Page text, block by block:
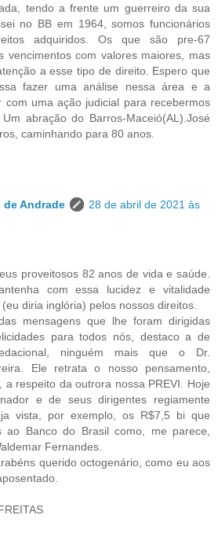
tendo a frente um guerreiro da sua
no BB em 1964, somos funcionários
adquiridos. Os que são pre-67
vencimentos com valores maiores, mas
a esse tipo de direito. Espero que
fazer uma análise nessa área e a
com uma ação judicial para recebermos
abração do Barros-Maceió(AL).José
caminhando para 80 anos.
de Andrade
28 de abril de 2021 às
proveitosos 82 anos de vida e saúde.
com essa lucidez e vitalidade
diria inglória) pelos nossos direitos.
mensagens que lhe foram dirigidas
para todos nós, destaco a de
ninguém mais que o Dr.
Ele retrata o nosso pensamento,
a respeito da outrora nossa PREVI. Hoje
e de seus dirigentes regiamente
vista, por exemplo, os R$7,5 bi que
ao Banco do Brasil como, me parece,
Fernandes.
querido octogenário, como eu aos